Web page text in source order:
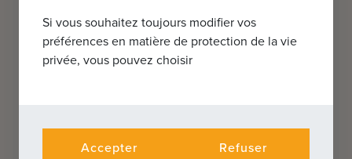
Si vous souhaitez toujours modifier vos
préférences en matière de protection de la vie
privée, vous pouvez choisir
Accepter Refuser